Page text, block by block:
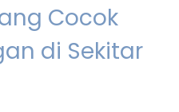
Cocok
di Sekitar